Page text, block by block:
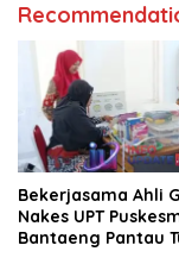
Bekerjasama Ahli
Nakes UPT
Bantaeng Pantau